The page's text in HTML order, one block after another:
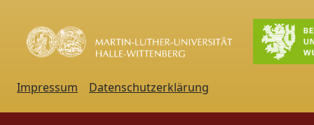
Impressum Datenschutzerklärung